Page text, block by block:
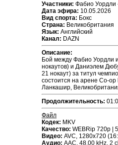
Участники: Фабио Уордли
Дата эфира: 10.05.2026
Вид спорта: Бокс
Страна: Великобритания
Язык: Английский
Канал: DAZN
Описание:
Бой между Фабио Уордли
нокаутов) и Даниэлем
21 нокаут) за титул
состоится на арене Co-
Ланкашир,
Продолжительность:
Файл
Кодек: MKV
Качество: WEBRip 720р |
Видео: AVC, 1280x720
Аудио: ААС, 48.00 kHz, 2